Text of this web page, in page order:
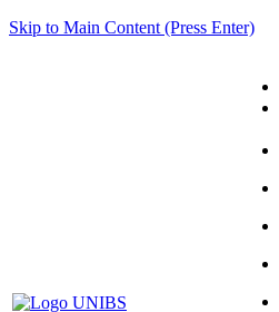
Skip to Main Content (Press Enter)